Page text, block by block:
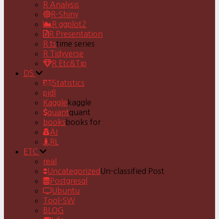
R Analysis
R-Shiny
R ggplot2
R Presentation
R tstime series
R Tidyverse
R Etc&Tip
DS
Statistics
pjdl
Kaggle kaggle
quantquant
books books for
AI
RL
ETC
real
Uncategorized Un-classified Post
Postgresql
Ubuntu
Tool-SW
BLOG